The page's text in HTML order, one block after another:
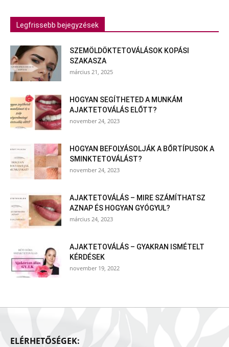
Legfrissebb bejegyzések
SZEMÖLDÖKTETOVÁLÁSOK KOPÁSI
SZAKASZA
március 21, 2025
HOGYAN SEGÍTHETED A MUNKÁM
AJAKTETOVÁLÁS ELŐTT?
november 24, 2023
HOGYAN BEFOLYÁSOLJÁK A BŐRTÍPUSOK A
SMINKTETOVÁLÁST?
november 24, 2023
AJAKTETOVÁLÁS – MIRE SZÁMÍTHATSZ
AZNAP ÉS HOGYAN GYÓGYUL?
március 24, 2023
AJAKTETOVÁLÁS – GYAKRAN ISMÉTELT
KÉRDÉSEK
november 19, 2022
ELÉRHETŐSÉGEK: